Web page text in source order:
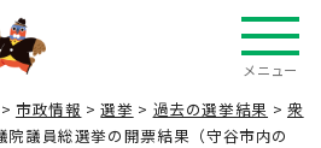
メニュー
> 市政情報 >選挙 > 過去の選挙結果 > 衆
院議員総選挙の開票結果（守谷市内の